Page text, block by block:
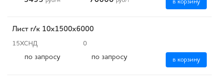
в корзину
Лист г/к 10х1500х6000
15ХСНД 0
по запросу по запросу в корзину